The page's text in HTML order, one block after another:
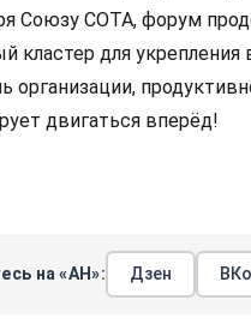
Союзу СОТА, форум
кластер для
организации,
двигаться вперёд!
на «АН»: Дзен